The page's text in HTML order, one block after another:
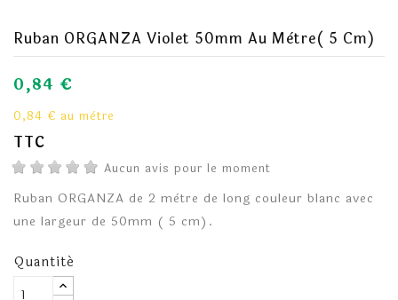
Ruban ORGANZA Violet 50mm Au Mètre( 5 Cm)
0,84 €
0,84 € au mètre
TTC
Aucun avis pour le moment
Ruban ORGANZA de 2 mètre de long couleur blanc avec
une largeur de 50mm ( 5 cm).
Quantité